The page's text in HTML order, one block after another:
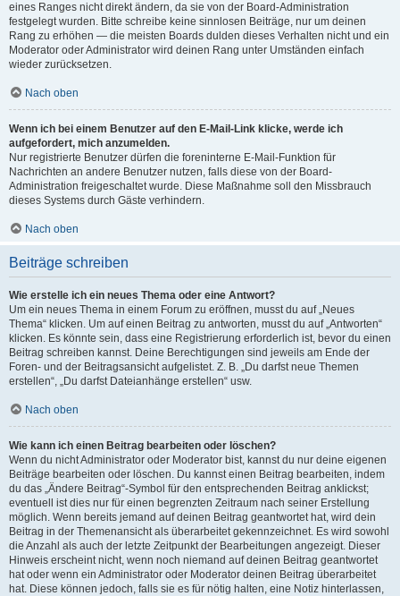
eines Ranges nicht direkt ändern, da sie von der Board-Administration
festgelegt wurden. Bitte schreibe keine sinnlosen Beiträge, nur um deinen
Rang zu erhöhen — die meisten Boards dulden dieses Verhalten nicht und ein
Moderator oder Administrator wird deinen Rang unter Umständen einfach
wieder zurücksetzen.
Nach oben
Wenn ich bei einem Benutzer auf den E-Mail-Link klicke, werde ich
aufgefordert, mich anzumelden.
Nur registrierte Benutzer dürfen die foreninterne E-Mail-Funktion für
Nachrichten an andere Benutzer nutzen, falls diese von der Board-
Administration freigeschaltet wurde. Diese Maßnahme soll den Missbrauch
dieses Systems durch Gäste verhindern.
Nach oben
Beiträge schreiben
Wie erstelle ich ein neues Thema oder eine Antwort?
Um ein neues Thema in einem Forum zu eröffnen, musst du auf „Neues
Thema“ klicken. Um auf einen Beitrag zu antworten, musst du auf „Antworten“
klicken. Es könnte sein, dass eine Registrierung erforderlich ist, bevor du einen
Beitrag schreiben kannst. Deine Berechtigungen sind jeweils am Ende der
Foren- und der Beitragsansicht aufgelistet. Z. B. „Du darfst neue Themen
erstellen“, „Du darfst Dateianhänge erstellen“ usw.
Nach oben
Wie kann ich einen Beitrag bearbeiten oder löschen?
Wenn du nicht Administrator oder Moderator bist, kannst du nur deine eigenen
Beiträge bearbeiten oder löschen. Du kannst einen Beitrag bearbeiten, indem
du das „Ändere Beitrag“-Symbol für den entsprechenden Beitrag anklickst;
eventuell ist dies nur für einen begrenzten Zeitraum nach seiner Erstellung
möglich. Wenn bereits jemand auf deinen Beitrag geantwortet hat, wird dein
Beitrag in der Themenansicht als überarbeitet gekennzeichnet. Es wird sowohl
die Anzahl als auch der letzte Zeitpunkt der Bearbeitungen angezeigt. Dieser
Hinweis erscheint nicht, wenn noch niemand auf deinen Beitrag geantwortet
hat oder wenn ein Administrator oder Moderator deinen Beitrag überarbeitet
hat. Diese können jedoch, falls sie es für nötig halten, eine Notiz hinterlassen,